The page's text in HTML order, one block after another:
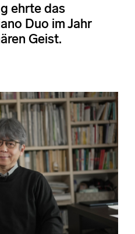
ehrte das
Duo im Jahr
Geist.